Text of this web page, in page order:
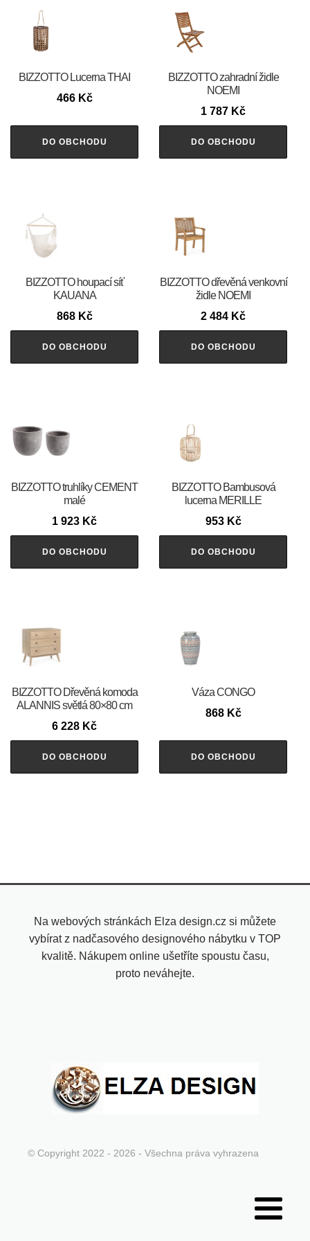
BIZZOTTO Lucerna THAI
466 Kč
DO OBCHODU
BIZZOTTO zahradní židle
NOEMI
1 787 Kč
DO OBCHODU
BIZZOTTO houpací síť
KAUANA
868 Kč
DO OBCHODU
BIZZOTTO dřevěná venkovní
židle NOEMI
2 484 Kč
DO OBCHODU
BIZZOTTO truhlíky CEMENT
malé
1 923 Kč
DO OBCHODU
BIZZOTTO Bambusová
lucerna MERILLE
953 Kč
DO OBCHODU
BIZZOTTO Dřevěná komoda
ALANNIS světlá 80×80 cm
6 228 Kč
DO OBCHODU
Váza CONGO
868 Kč
DO OBCHODU
Na webových stránkách Elza design.cz si můžete
vybírat z nadčasového designového nábytku v TOP
kvalitě. Nákupem online ušetříte spoustu času,
proto neváhejte.
© Copyright 2022 - 2026 - Všechna práva vyhrazena